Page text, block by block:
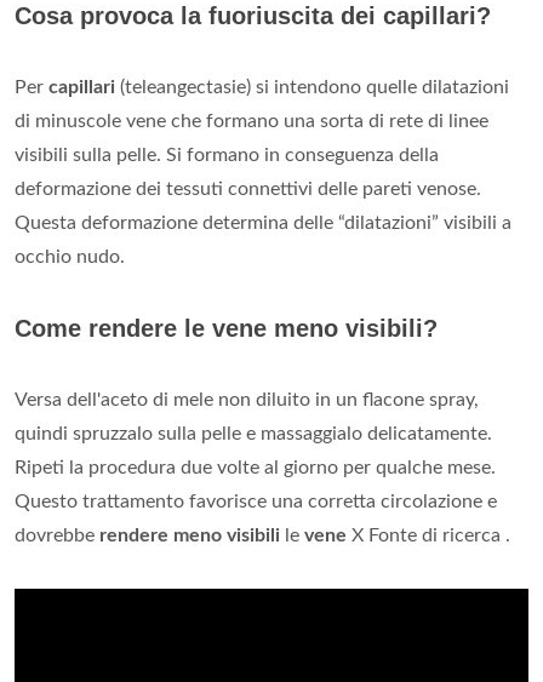
Cosa provoca la fuoriuscita dei capillari?
Per capillari (teleangectasie) si intendono quelle dilatazioni
di minuscole vene che formano una sorta di rete di linee
visibili sulla pelle. Si formano in conseguenza della
deformazione dei tessuti connettivi delle pareti venose.
Questa deformazione determina delle “dilatazioni” visibili a
occhio nudo.
Come rendere le vene meno visibili?
Versa dell'aceto di mele non diluito in un flacone spray,
quindi spruzzalo sulla pelle e massaggialo delicatamente.
Ripeti la procedura due volte al giorno per qualche mese.
Questo trattamento favorisce una corretta circolazione e
dovrebbe rendere meno visibili le vene X Fonte di ricerca .